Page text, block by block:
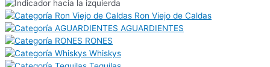
Ron Viejo de Caldas
AGUARDIENTES
RONES
Whiskys